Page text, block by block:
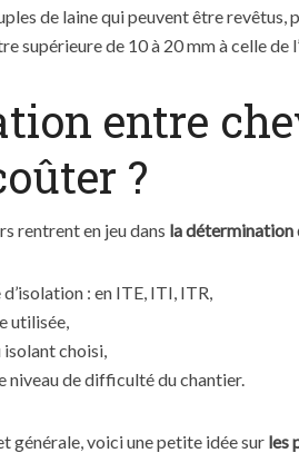
de laine qui peuvent être revêtus,
supérieure de 10 à 20 mm à celle de
entre
?
rentrent en jeu dans la détermination
: en ITE, ITI, ITR,
utilisée,
isolant choisi,
niveau de difficulté du chantier.
générale, voici une petite idée sur les